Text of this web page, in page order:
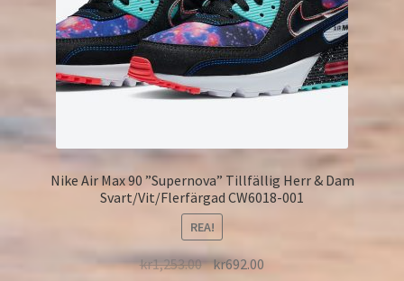
Nike Air Max 90 ”Supernova” Tillfällig Herr & Dam
Svart/Vit/Flerfärgad CW6018-001
REA!
kr1,253.00 kr692.00